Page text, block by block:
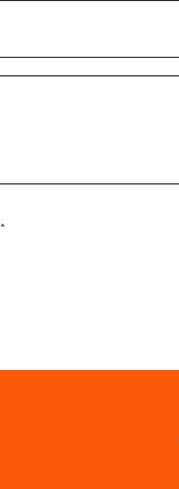
*